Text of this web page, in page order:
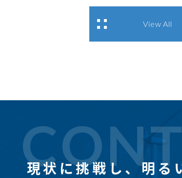
View All
現状に挑戦し、明る